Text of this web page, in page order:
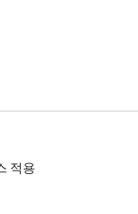
적용